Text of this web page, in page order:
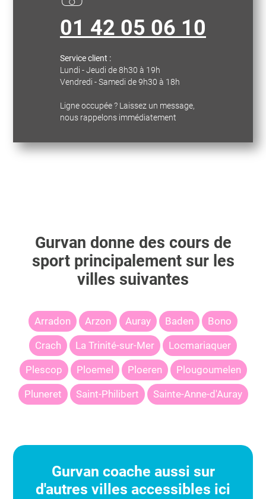
01 42 05 06 10
Service client :
Lundi - Jeudi de 8h30 à 19h
Vendredi - Samedi de 9h30 à 18h
Ligne occupée ? Laissez un message,
nous rappelons immédiatement
Gurvan donne des cours de
sport principalement sur les
villes suivantes
Arradon Arzon Auray Baden Bono
Crach La Trinité-sur-Mer Locmariaquer
Plescop Ploemel Ploeren Plougoumelen
Pluneret Saint-Philibert Sainte-Anne-d'Auray
Gurvan coache aussi sur
d'autres villes accessibles ici